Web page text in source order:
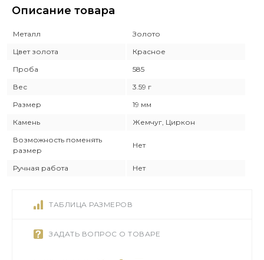
Описание товара
Металл
Золото
Цвет золота
Красное
Проба
585
Вес
3.59 г
Размер
19 мм
Камень
Жемчуг, Циркон
Возможность поменять
размер
Нет
Ручная работа Нет
ТАБЛИЦА РАЗМЕРОВ
ЗАДАТЬ ВОПРОС О ТОВАРЕ